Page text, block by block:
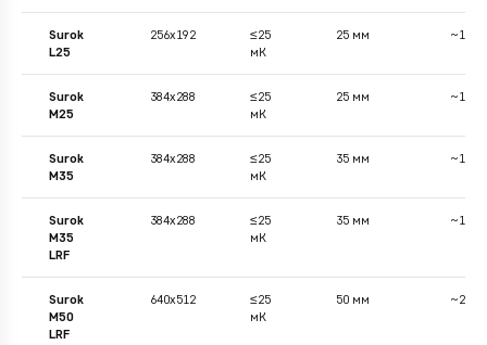
Surok
L25
256x192
≤25
мК
25 мм ~1300
Surok
M25
384x288
≤25
мК
25 мм ~1300
Surok
M35
384x288
≤25
мК
35 мм ~1800
Surok
M35
LRF
384x288
≤25
мК
35 мм ~1800
Surok
M50
LRF
640x512
≤25
мК
50 мм ~2500